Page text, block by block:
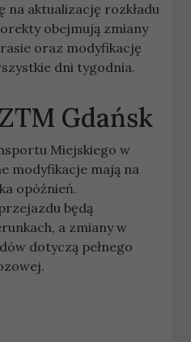
na aktualizację rozkładu
obejmują zmiany
oraz modyfikację
dni tygodnia.
Gdańsk
Miejskiego w
modyfikacje mają na
opóźnień.
będą
a zmiany w
dotyczą pełnego